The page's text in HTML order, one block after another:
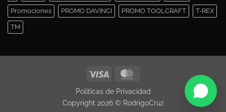
Promociones PROMO DAVINCI PROMO TOOLCRAFT T-REX
TM
Políticas de Privacidad
Copyright 2026 © RodrigoCruz